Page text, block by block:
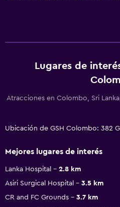
Lugares de
Atracciones en Colombo, Sri
Ubicación de GSH Colombo: 382
Mejores lugares de interés
Lanka Hospital
2.8 km
Asiri Surgical Hospital
3.5 km
CR and FC Grounds
3.7 km